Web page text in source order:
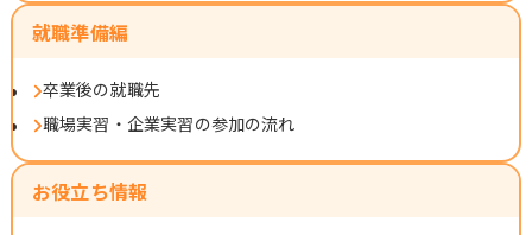
就職準備編
卒業後の就職先
職場実習・企業実習の参加の流れ
お役立ち情報